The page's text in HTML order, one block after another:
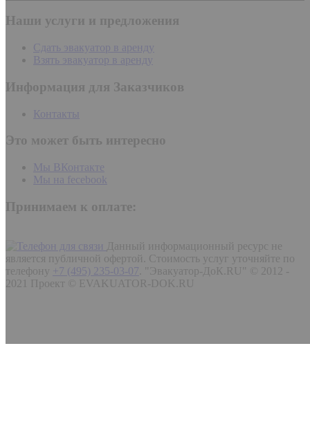
Наши услуги и предложения
Сдать эвакуатор в аренду
Взять эвакуатор в аренду
Информация для Заказчиков
Контакты
Это может быть интересно
Мы ВКонтакте
Мы на fecebook
Принимаем к оплате:
Данный информационный ресурс не
является публичной офертой. Стоимость услуг уточняйте по
телефону
+7 (495) 235-03-07 "Эвакуатор-ДоК.RU" © 2012 -
2021 Проект © EVAKUATOR-DOK.RU